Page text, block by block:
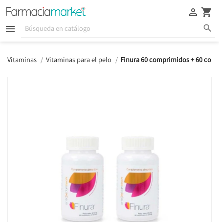
  
 
Vitaminas Vitaminas para el pelo Finura 60 comprimidos + 60